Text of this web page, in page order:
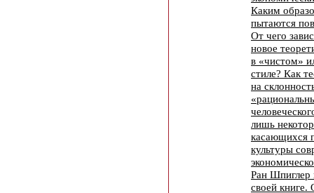
Каким
пытаются
От чего
новое
в «чистом»
стиле? Как
на
лишь
касающихся
культуры
Ран Шпиглер
своей книге.